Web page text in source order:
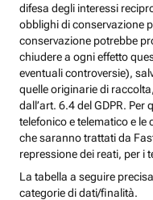
difesa degli interessi
obblighi di conservazione
conservazione potrebbe
chiudere a ogni effetto
eventuali controversie),
quelle originarie di
dall’art. 6.4 del GDPR.
telefonico e telematico e
che saranno trattati da
repressione dei reati, per i
La tabella a seguire
categorie di dati/finalità.